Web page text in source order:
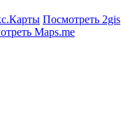
Посмотреть 2gis
Maps.me